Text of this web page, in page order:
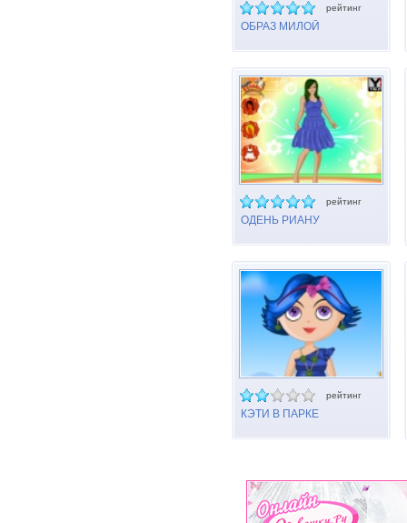
рейтинг
ОБРАЗ МИЛОЙ
рейтинг
ОДЕНЬ РИАНУ
рейтинг
КЭТИ В ПАРКЕ